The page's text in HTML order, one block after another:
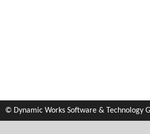
© Dynamic Works Software & Technology